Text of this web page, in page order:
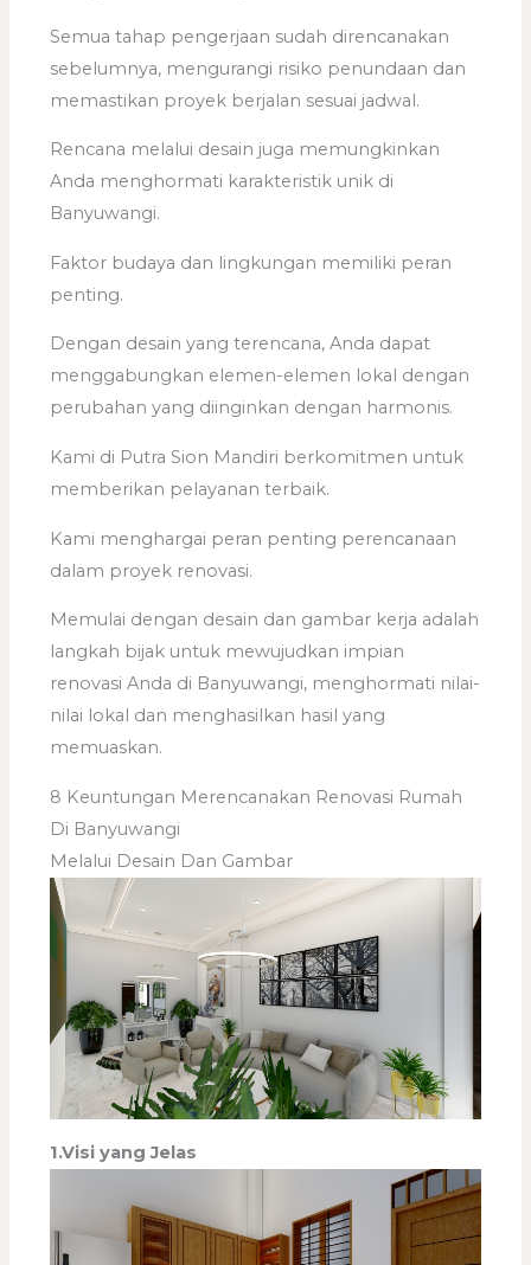
Semua tahap pengerjaan sudah direncanakan
sebelumnya, mengurangi risiko penundaan dan
memastikan proyek berjalan sesuai jadwal.
Rencana melalui desain juga memungkinkan
Anda menghormati karakteristik unik di
Banyuwangi.
Faktor budaya dan lingkungan memiliki peran
penting.
Dengan desain yang terencana, Anda dapat
menggabungkan elemen-elemen lokal dengan
perubahan yang diinginkan dengan harmonis.
Kami di Putra Sion Mandiri berkomitmen untuk
memberikan pelayanan terbaik.
Kami menghargai peran penting perencanaan
dalam proyek renovasi.
Memulai dengan desain dan gambar kerja adalah
langkah bijak untuk mewujudkan impian
renovasi Anda di Banyuwangi, menghormati nilai-
nilai lokal dan menghasilkan hasil yang
memuaskan.
8 Keuntungan Merencanakan Renovasi Rumah
Di Banyuwangi
Melalui Desain Dan Gambar
1.Visi yang Jelas